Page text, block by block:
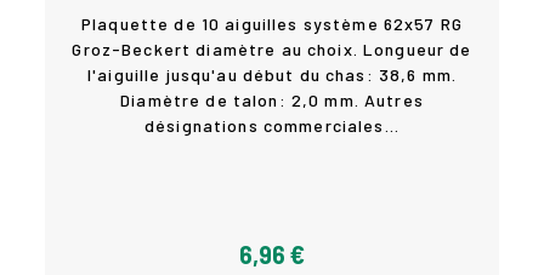
Détails
Plaquette de 10 aiguilles système 62x57 RG
Groz-Beckert diamètre au choix. Longueur de
l'aiguille jusqu'au début du chas: 38,6 mm.
Diamètre de talon: 2,0 mm. Autres
désignations commerciales...
6,96 €